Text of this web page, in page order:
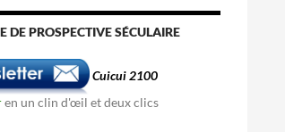
DE PROSPECTIVE SÉCULAIRE
Cuicui 2100
en un clin d'œil et deux clics